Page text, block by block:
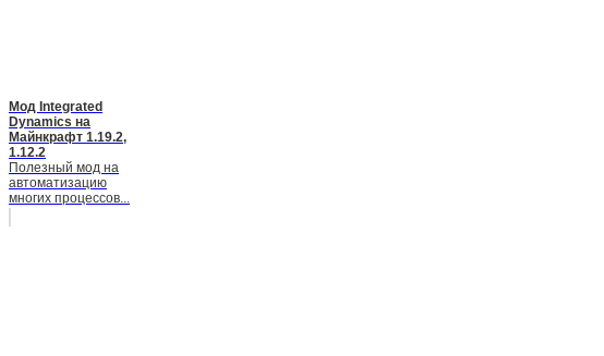
Мод Integrated
Dynamics на
Майнкрафт 1.19.2,
1.12.2
Полезный мод на
автоматизацию
многих процессов...